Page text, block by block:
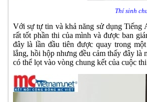
Thí sinh
Với sự tự tin và khả năng sử dụng Tiếng
rất tốt phần thi của mình và được ban
đây là lần đầu tiên được quay trong
lắng, hồi hộp nhưng đều cảm thấy đây
có thể lọt vào vòng chung kết của cuộc